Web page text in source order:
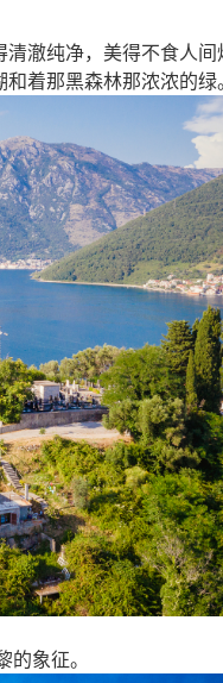
澈纯净，美得不食人
着那黑森林那浓浓的绿。
象征。